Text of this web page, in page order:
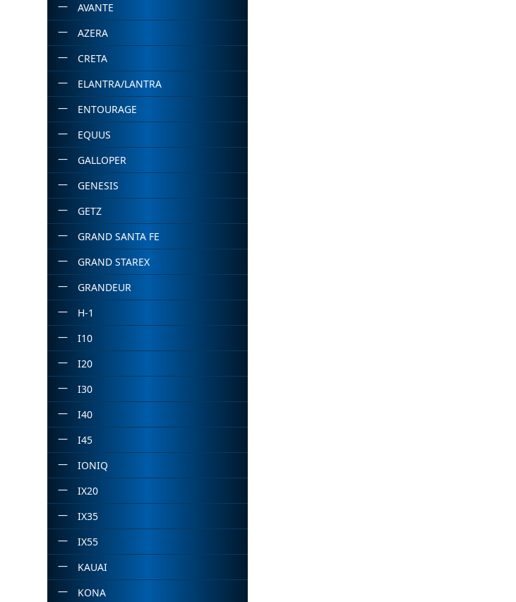
AVANTE
AZERA
CRETA
ELANTRA/LANTRA
ENTOURAGE
EQUUS
GALLOPER
GENESIS
GETZ
GRAND SANTA FE
GRAND STAREX
GRANDEUR
H-1
I10
I20
I30
I40
I45
IONIQ
IX20
IX35
IX55
KAUAI
KONA